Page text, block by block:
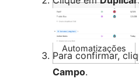
Visualizações
Automatizações
Para confirmar,
Campo.